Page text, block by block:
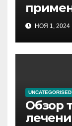
НОЯ 1, 2024
UNCATEGORISED
Обзор